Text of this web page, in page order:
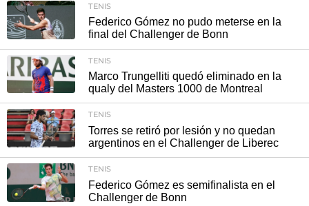
TENIS
Federico Gómez no pudo meterse en la
final del Challenger de Bonn
TENIS
Marco Trungelliti quedó eliminado en la
qualy del Masters 1000 de Montreal
TENIS
Torres se retiró por lesión y no quedan
argentinos en el Challenger de Liberec
TENIS
Federico Gómez es semifinalista en el
Challenger de Bonn